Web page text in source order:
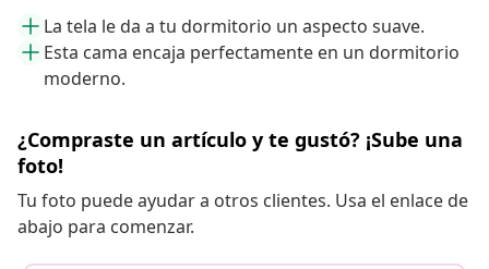
La tela le da a tu dormitorio un aspecto suave.
Esta cama encaja perfectamente en un dormitorio
moderno.
¿Compraste un artículo y te gustó? ¡Sube una
foto!
Tu foto puede ayudar a otros clientes. Usa el enlace de
abajo para comenzar.